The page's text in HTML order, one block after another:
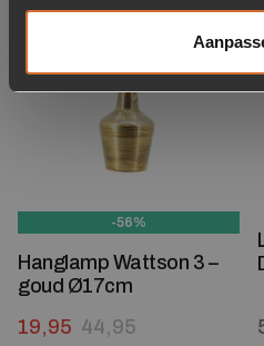
Showroom model
-56%
Hanglamp Wattson 3 –
goud Ø17cm
44,95
Oorspronkelijke prijs was:
19,95
Huidige prijs is: 19,95.